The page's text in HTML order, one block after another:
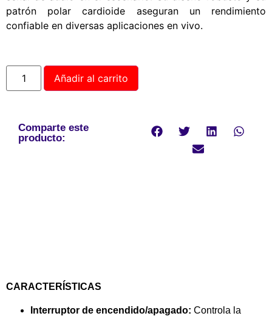
patrón polar cardioide aseguran un rendimiento
confiable en diversas aplicaciones en vivo.
Añadir al carrito
Comparte este
producto:
CARACTERÍSTICAS
Interruptor de encendido/apagado: Controla la